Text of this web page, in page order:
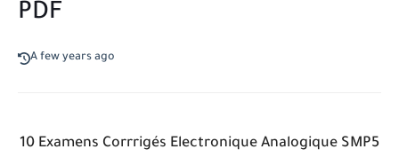
PDF
A few years ago
10 Examens Corrrigés Electronique Analogique SMP5